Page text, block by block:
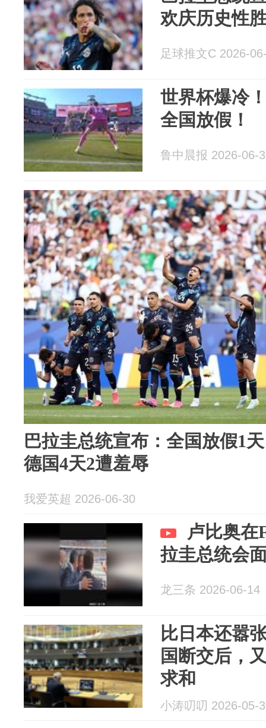
欢庆历史性
足球推文C 2026-
世界杯爆冷
全国放假！
鲁中晨报 2026-06-
巴拉圭总统宣布：全国放假1
德国4天2遭羞辱
我爱英超 2026-06-30
卢比奥在
拉圭总统会
龙三条 2026-06-14
比日本还嚣
国断交后，
求和
小涛叨叨 2026-05-